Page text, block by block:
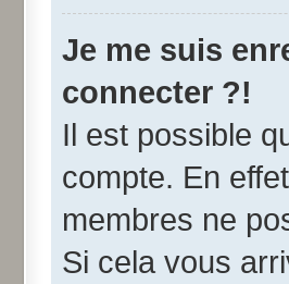
Je me suis
connecter ?!
Il est possible
compte. En
membres ne
Si cela vous